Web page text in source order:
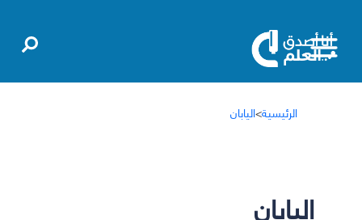
الرئيسية>اليابان
اليابان